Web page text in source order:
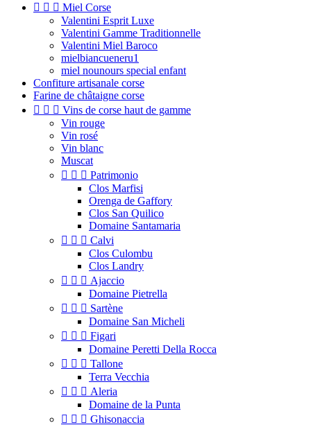
   Miel Corse
Valentini Esprit Luxe
Valentini Gamme Traditionnelle
Valentini Miel Baroco
mielbiancueneru1
miel nounours special enfant
Confiture artisanale corse
Farine de châtaigne corse
   Vins de corse haut de gamme
Vin rouge
Vin rosé
Vin blanc
Muscat
   Patrimonio
Clos Marfisi
Orenga de Gaffory
Clos San Quilico
Domaine Santamaria
   Calvi
Clos Culombu
Clos Landry
   Ajaccio
Domaine Pietrella
   Sartène
Domaine San Micheli
   Figari
Domaine Peretti Della Rocca
   Tallone
Terra Vecchia
   Aleria
Domaine de la Punta
   Ghisonaccia